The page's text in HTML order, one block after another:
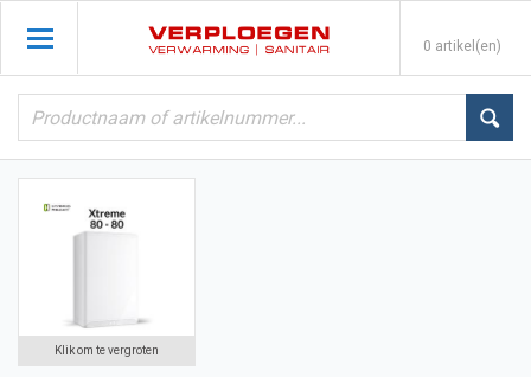
0 artikel(en)
Klik om te vergroten